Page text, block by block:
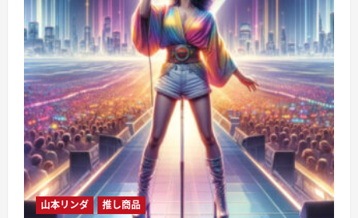
い
発
見！
今
日
を
特
別
に
す
る
小
さ
な
旅
へ」
に
つ
い
山本リンダ 推し商品